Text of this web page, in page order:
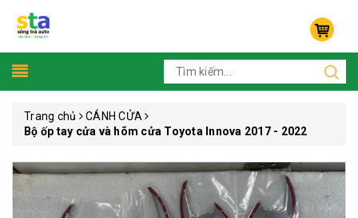
Trang chủ
CÁNH CỬA
Bộ ốp tay cửa và hõm cửa Toyota Innova 2017 - 2022